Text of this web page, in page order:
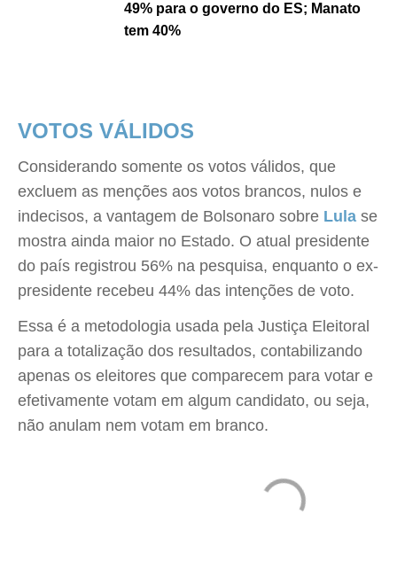
49% para o governo do ES; Manato
tem 40%
VOTOS VÁLIDOS
Considerando somente os votos válidos, que
excluem as menções aos votos brancos, nulos e
indecisos, a vantagem de Bolsonaro sobre Lula se
mostra ainda maior no Estado. O atual presidente
do país registrou 56% na pesquisa, enquanto o ex-
presidente recebeu 44% das intenções de voto.
Essa é a metodologia usada pela Justiça Eleitoral
para a totalização dos resultados, contabilizando
apenas os eleitores que comparecem para votar e
efetivamente votam em algum candidato, ou seja,
não anulam nem votam em branco.